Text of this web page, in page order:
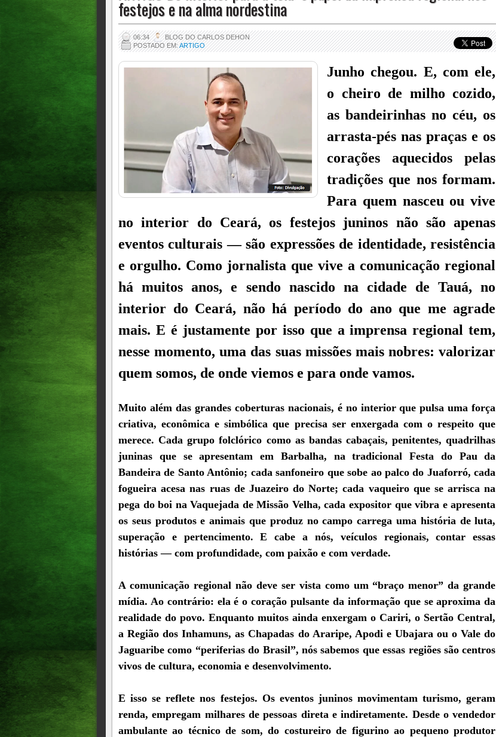
festejos e na alma nordestina
06:34
BLOG DO CARLOS DEHON
POSTADO EM:ARTIGO
Junho chegou. E, com ele,
o cheiro de milho cozido,
as bandeirinhas no céu, os
arrasta-pés nas praças e os
corações aquecidos pelas
tradições que nos formam.
Para quem nasceu ou vive
no interior do Ceará, os festejos juninos não são apenas
eventos culturais — são expressões de identidade, resistência
e orgulho. Como jornalista que vive a comunicação regional
há muitos anos, e sendo nascido na cidade de Tauá, no
interior do Ceará, não há período do ano que me agrade
mais. E é justamente por isso que a imprensa regional tem,
nesse momento, uma das suas missões mais nobres: valorizar
quem somos, de onde viemos e para onde vamos.
Muito além das grandes coberturas nacionais, é no interior que pulsa uma força
criativa, econômica e simbólica que precisa ser enxergada com o respeito que
merece. Cada grupo folclórico como as bandas cabaçais, penitentes, quadrilhas
juninas que se apresentam em Barbalha, na tradicional Festa do Pau da
Bandeira de Santo Antônio; cada sanfoneiro que sobe ao palco do Juaforró, cada
fogueira acesa nas ruas de Juazeiro do Norte; cada vaqueiro que se arrisca na
pega do boi na Vaquejada de Missão Velha, cada expositor que vibra e apresenta
os seus produtos e animais que produz no campo carrega uma história de luta,
superação e pertencimento. E cabe a nós, veículos regionais, contar essas
histórias — com profundidade, com paixão e com verdade.
A comunicação regional não deve ser vista como um “braço menor” da grande
mídia. Ao contrário: ela é o coração pulsante da informação que se aproxima da
realidade do povo. Enquanto muitos ainda enxergam o Cariri, o Sertão Central,
a Região dos Inhamuns, as Chapadas do Araripe, Apodi e Ubajara ou o Vale do
Jaguaribe como “periferias do Brasil”, nós sabemos que essas regiões são centros
vivos de cultura, economia e desenvolvimento.
E isso se reflete nos festejos. Os eventos juninos movimentam turismo, geram
renda, empregam milhares de pessoas direta e indiretamente. Desde o vendedor
ambulante ao técnico de som, do costureiro de figurino ao pequeno produtor